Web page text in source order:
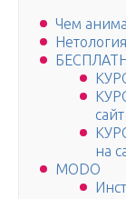
Чем
Нетология
сайт
на
MODO